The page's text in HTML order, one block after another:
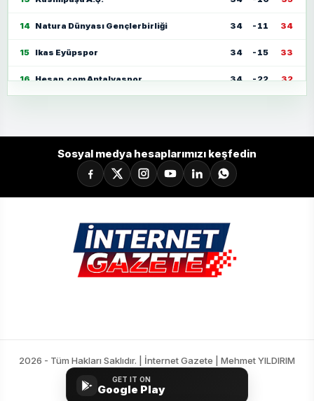
14 Natura Dünyası Gençlerbirliği 34 -11 34
15 Ikas Eyüpspor 34 -15 33
16 Hesap.com Antalyaspor 34 -22 32
Sosyal medya hesaplarımızı keşfedin
2026 - Tüm Hakları Saklıdır. | İnternet Gazete | Mehmet YILDIRIM
GET IT ON
Google Play